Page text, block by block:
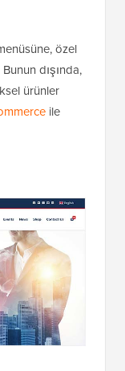
özel
dışında,
ürünler
ile